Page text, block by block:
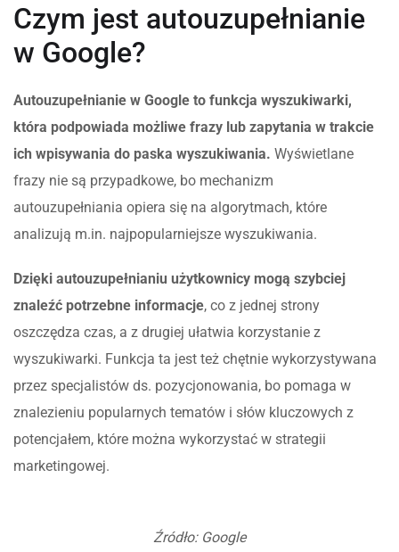
Czym jest autouzupełnianie
w Google?
Autouzupełnianie w Google to funkcja wyszukiwarki,
która podpowiada możliwe frazy lub zapytania w trakcie
ich wpisywania do paska wyszukiwania. Wyświetlane
frazy nie są przypadkowe, bo mechanizm
autouzupełniania opiera się na algorytmach, które
analizują m.in. najpopularniejsze wyszukiwania.
Dzięki autouzupełnianiu użytkownicy mogą szybciej
znaleźć potrzebne informacje, co z jednej strony
oszczędza czas, a z drugiej ułatwia korzystanie z
wyszukiwarki. Funkcja ta jest też chętnie wykorzystywana
przez specjalistów ds. pozycjonowania, bo pomaga w
znalezieniu popularnych tematów i słów kluczowych z
potencjałem, które można wykorzystać w strategii
marketingowej.
Źródło: Google